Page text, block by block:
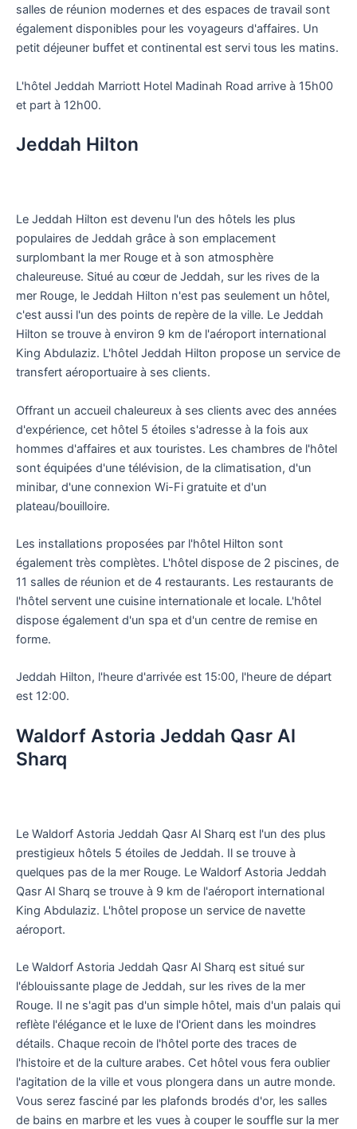
salles de réunion modernes et des espaces de travail sont
également disponibles pour les voyageurs d'affaires. Un
petit déjeuner buffet et continental est servi tous les matins.
L'hôtel Jeddah Marriott Hotel Madinah Road arrive à 15h00
et part à 12h00.
Jeddah Hilton
Le Jeddah Hilton est devenu l'un des hôtels les plus
populaires de Jeddah grâce à son emplacement
surplombant la mer Rouge et à son atmosphère
chaleureuse. Situé au cœur de Jeddah, sur les rives de la
mer Rouge, le Jeddah Hilton n'est pas seulement un hôtel,
c'est aussi l'un des points de repère de la ville. Le Jeddah
Hilton se trouve à environ 9 km de l'aéroport international
King Abdulaziz. L'hôtel Jeddah Hilton propose un service de
transfert aéroportuaire à ses clients.
Offrant un accueil chaleureux à ses clients avec des années
d'expérience, cet hôtel 5 étoiles s'adresse à la fois aux
hommes d'affaires et aux touristes. Les chambres de l'hôtel
sont équipées d'une télévision, de la climatisation, d'un
minibar, d'une connexion Wi-Fi gratuite et d'un
plateau/bouilloire.
Les installations proposées par l'hôtel Hilton sont
également très complètes. L'hôtel dispose de 2 piscines, de
11 salles de réunion et de 4 restaurants. Les restaurants de
l'hôtel servent une cuisine internationale et locale. L'hôtel
dispose également d'un spa et d'un centre de remise en
forme.
Jeddah Hilton, l'heure d'arrivée est 15:00, l'heure de départ
est 12:00.
Waldorf Astoria Jeddah Qasr Al
Sharq
Le Waldorf Astoria Jeddah Qasr Al Sharq est l'un des plus
prestigieux hôtels 5 étoiles de Jeddah. Il se trouve à
quelques pas de la mer Rouge. Le Waldorf Astoria Jeddah
Qasr Al Sharq se trouve à 9 km de l'aéroport international
King Abdulaziz. L'hôtel propose un service de navette
aéroport.
Le Waldorf Astoria Jeddah Qasr Al Sharq est situé sur
l'éblouissante plage de Jeddah, sur les rives de la mer
Rouge. Il ne s'agit pas d'un simple hôtel, mais d'un palais qui
reflète l'élégance et le luxe de l'Orient dans les moindres
détails. Chaque recoin de l'hôtel porte des traces de
l'histoire et de la culture arabes. Cet hôtel vous fera oublier
l'agitation de la ville et vous plongera dans un autre monde.
Vous serez fasciné par les plafonds brodés d'or, les salles
de bains en marbre et les vues à couper le souffle sur la mer